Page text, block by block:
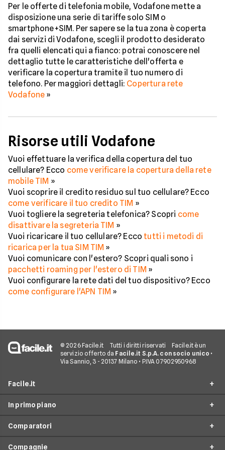
Per le offerte di telefonia mobile, Vodafone mette a
disposizione una serie di tariffe solo SIM o
smartphone+SIM. Per sapere se la tua zona è coperta
dai servizi di Vodafone, scegli il prodotto desiderato
fra quelli elencati qui a fianco: potrai conoscere nel
dettaglio tutte le caratteristiche dell'offerta e
verificare la copertura tramite il tuo numero di
telefono. Per maggiori dettagli: Copertura rete
Vodafone »
Risorse utili Vodafone
Vuoi effettuare la verifica della copertura del tuo
cellulare? Ecco come verificare la copertura della rete
mobile TIM »
Vuoi scoprire il credito residuo sul tuo cellulare? Ecco
come verificare il tuo credito TIM »
Vuoi togliere la segreteria telefonica? Scopri come
disattivare la segreteria TIM »
Vuoi ricaricare il tuo cellulare? Eccotutti i metodi di
ricarica per la tua SIM TIM »
Vuoi comunicare con l'estero? Scopri quali sono i
pacchetti roaming per l'estero di TIM »
Vuoi configurare la rete dati del tuo dispositivo? Ecco
come configurare l'APN TIM »
© 2026 Facile.it Tutti i diritti riservati
Facile.it è un
servizio offerto da Facile.it S.p.A. con socio unico •
Via Sannio, 3 - 20137 Milano • P.IVA 07902950968
Facile.it
Assicurazioni
Prestiti
In primo piano
Offerte Telefonia mobile
Tariffe Internet Mobile
Comparatori
Compagnie